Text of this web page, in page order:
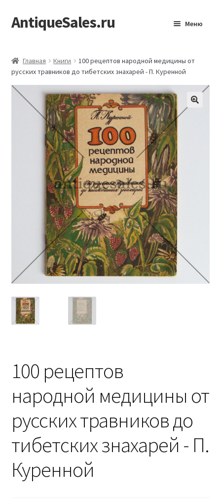
Перейти
к
Перейти
к
AntiqueSales.ru Меню
Главная Книги
100 рецептов народной медицины от
русских травников до тибетских знахарей - П. Куренной
100 рецептов
народной медицины от
русских травников до
тибетских знахарей - П.
Куренной